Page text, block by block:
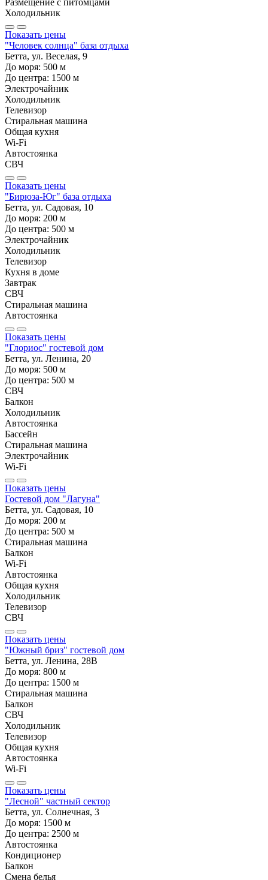
Холодильник
Показать цены
"Человек солнца" база отдыха
Бетта, ул. Веселая, 9
До моря: 500 м
До центра: 1500 м
Электрочайник
Холодильник
Телевизор
Стиральная машина
Общая кухня
Wi-Fi
Автостоянка
СВЧ
Показать цены
"Бирюза-Юг" база отдыха
Бетта, ул. Садовая, 10
До моря: 200 м
До центра: 500 м
Электрочайник
Холодильник
Телевизор
Кухня в доме
Завтрак
СВЧ
Стиральная машина
Автостоянка
Показать цены
"Глориос" гостевой дом
Бетта, ул. Ленина, 20
До моря: 500 м
До центра: 500 м
СВЧ
Балкон
Холодильник
Автостоянка
Бассейн
Стиральная машина
Электрочайник
Wi-Fi
Показать цены
Гостевой дом "Лагуна"
Бетта, ул. Садовая, 10
До моря: 200 м
До центра: 500 м
Стиральная машина
Балкон
Wi-Fi
Автостоянка
Общая кухня
Холодильник
Телевизор
СВЧ
Показать цены
"Южный бриз" гостевой дом
Бетта, ул. Ленина, 28В
До моря: 800 м
До центра: 1500 м
Стиральная машина
Балкон
СВЧ
Холодильник
Телевизор
Общая кухня
Автостоянка
Wi-Fi
Показать цены
"Лесной" частный сектор
Бетта, ул. Солнечная, 3
До моря: 1500 м
До центра: 2500 м
Автостоянка
Кондиционер
Балкон
Смена белья